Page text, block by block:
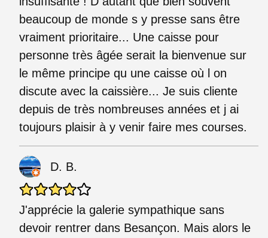
beaucoup de monde s y presse sans être
vraiment prioritaire... Une caisse pour
personne très âgée serait la bienvenue sur
le même principe qu une caisse où l on
discute avec la caissière... Je suis cliente
depuis de très nombreuses années et j ai
toujours plaisir à y venir faire mes courses.
D. B.
J'apprécie la galerie sympathique sans
devoir rentrer dans Besançon. Mais alors le